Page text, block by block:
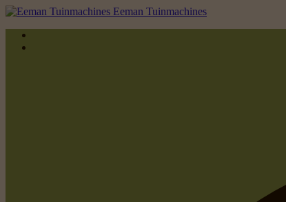
Eeman Tuinmachines